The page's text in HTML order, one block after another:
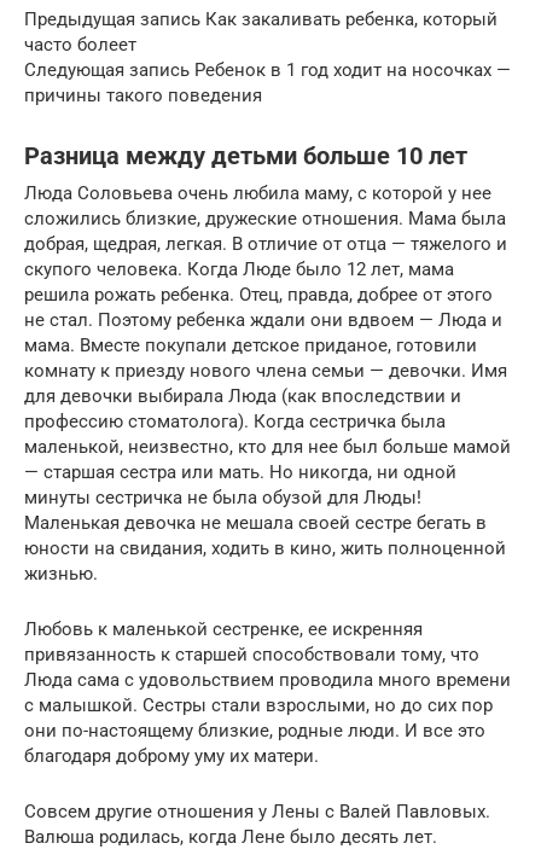
Предыдущая запись Как закаливать ребенка, который
часто болеет
Следующая запись Ребенок в 1 год ходит на носочках —
причины такого поведения
Разница между детьми больше 10 лет
Люда Соловьева очень любила маму, с которой у нее
сложились близкие, дружеские отношения. Мама была
добрая, щедрая, легкая. В отличие от отца — тяжелого и
скупого человека. Когда Люде было 12 лет, мама
решила рожать ребенка. Отец, правда, добрее от этого
не стал. Поэтому ребенка ждали они вдвоем — Люда и
мама. Вместе покупали детское приданое, готовили
комнату к приезду нового члена семьи — девочки. Имя
для девочки выбирала Люда (как впоследствии и
профессию стоматолога). Когда сестричка была
маленькой, неизвестно, кто для нее был больше мамой
— старшая сестра или мать. Но никогда, ни одной
минуты сестричка не была обузой для Люды!
Маленькая девочка не мешала своей сестре бегать в
юности на свидания, ходить в кино, жить полноценной
жизнью.
Любовь к маленькой сестренке, ее искренняя
привязанность к старшей способствовали тому, что
Люда сама с удовольствием проводила много времени
с малышкой. Сестры стали взрослыми, но до сих пор
они по-настоящему близкие, родные люди. И все это
благодаря доброму уму их матери.
Совсем другие отношения у Лены с Валей Павловых.
Валюша родилась, когда Лене было десять лет.